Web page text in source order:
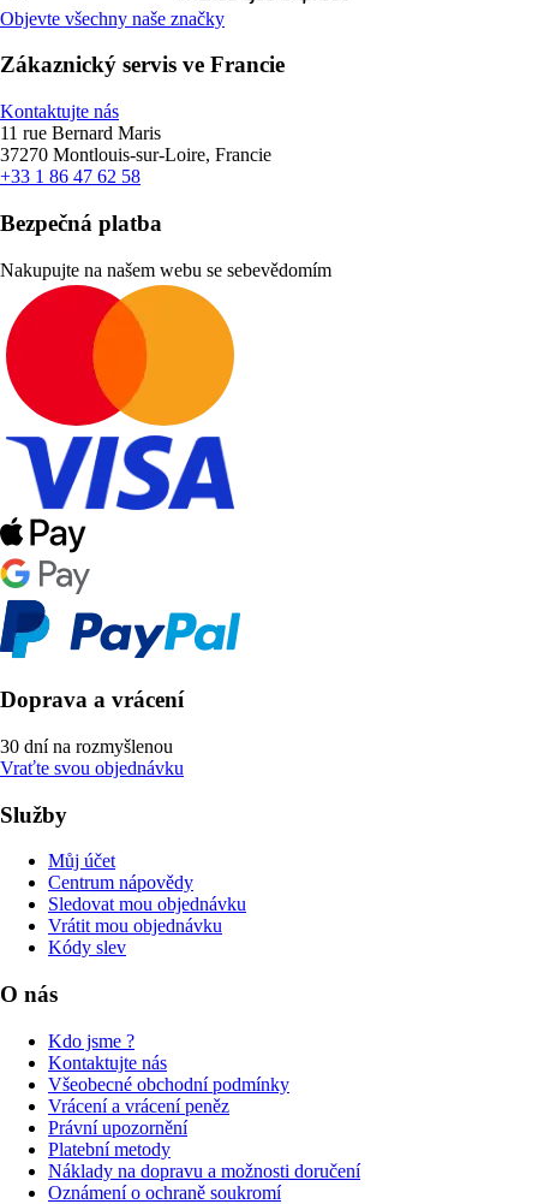
Objevte všechny naše značky
Zákaznický servis ve Francie
Kontaktujte nás
11 rue Bernard Maris
37270 Montlouis-sur-Loire, Francie
+33 1 86 47 62 58
Bezpečná platba
Nakupujte na našem webu se sebevědomím
Doprava a vrácení
30 dní na rozmyšlenou
Vraťte svou objednávku
Služby
Můj účet
Centrum nápovědy
Sledovat mou objednávku
Vrátit mou objednávku
Kódy slev
O nás
Kdo jsme ?
Kontaktujte nás
Všeobecné obchodní podmínky
Vrácení a vrácení peněz
Právní upozornění
Platební metody
Náklady na dopravu a možnosti doručení
Oznámení o ochraně soukromí